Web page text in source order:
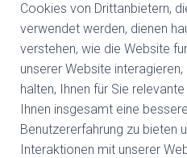
Cookies von Drittanbietern,
verwendet werden, dienen
verstehen, wie die Website
unserer Website
halten, Ihnen für Sie
Ihnen insgesamt eine
Benutzererfahrung zu bieten
Interaktionen mit unserer